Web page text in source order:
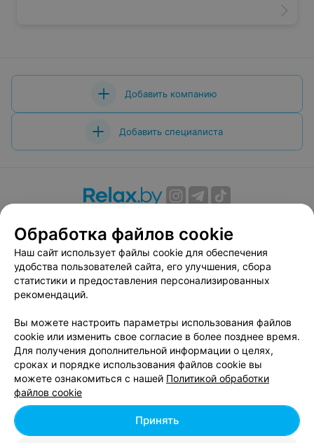
Добавить компанию
Добавить специалиста
Вакансии
Публичный договор
Способы оплаты
Публичный договор по использованию сервиса
«Афиша»
Пользовательское соглашение
Связаться по вопросам сотрудничества
Написать руководителю relax.by
Персональные настройки cookie
Обработка персональных данных
Обработка файлов cookie
Наш сайт использует файлы cookie для обеспечения
удобства пользователей сайта, его улучшения, сбора
статистики и предоставления персонализированных
рекомендаций.
Вы можете настроить параметры использования файлов
cookie или изменить свое согласие в более позднее время.
Для получения дополнительной информации о целях,
сроках и порядке использования файлов cookie вы
можете ознакомиться с нашей Политикой обработки
файлов cookie
Принять